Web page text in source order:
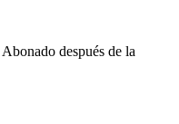
Abonado después de la